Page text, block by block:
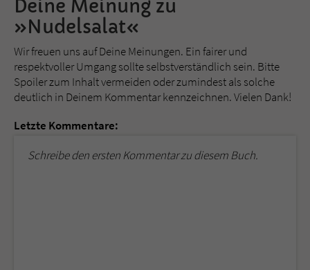
Deine Meinung zu
»Nudelsalat«
Wir freuen uns auf Deine Meinungen. Ein fairer und
respektvoller Umgang sollte selbstverständlich sein. Bitte
Spoiler zum Inhalt vermeiden oder zumindest als solche
deutlich in Deinem Kommentar kennzeichnen. Vielen Dank!
Letzte Kommentare:
Schreibe den ersten Kommentar zu diesem Buch.